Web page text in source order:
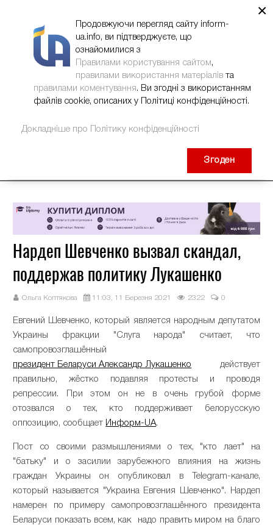
Нардеп Шевченко вызвал скандал,
поддержав политику Лукашенко
Ольга Коптякова 11:03, 11 Березня 2021 2322 0
Евгений Шевченко, который является народным депутатом
Украины фракции "Слуга народа" считает, что
самопровозглашённый
президент Беларуси Александр Лукашенко действует
правильно, жёстко подавляя протесты и проводя
репрессии. При этом он не в очень грубой форме
отозвался о тех, кто поддерживает белорусскую
оппозицию, сообщает Информ-UA.
Пост со своими размышлениями о тех, "кто лает" на
"батьку" и о засилии зарубежного влияния на жизнь
граждан Украины он опубликовал в Telegram-канале,
который называется "Украина Евгения Шевченко". Нардеп
намерен по примеру самопровозглашённого президента
Беларуси показать всем, как надо править миром на благо
×
Продовжуючи перегляд сайту inform-
ua.info, ви підтверджуєте, що
ознайомилися з
Правилами користування сайтом,
правилами використання матеріалів та
правилами коментування. Ви згодні з використанням
файлів cookie, описаних у Політиці конфіденційності.
Докладніше про Політику конфіденційності
Згоден